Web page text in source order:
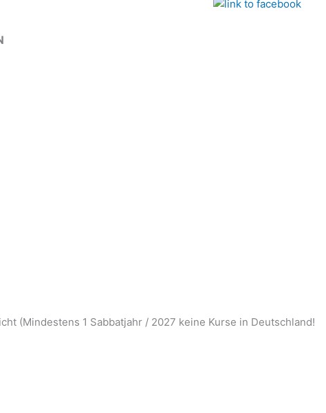
(Mindestens 1 Sabbatjahr / 2027 keine Kurse in Deutschland!